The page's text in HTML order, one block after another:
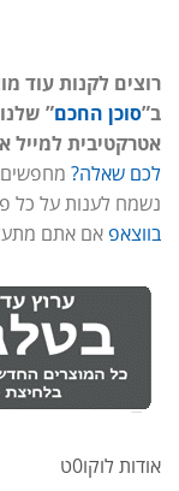
רוצים לקנות עוד
ב”סוכן החכם”
אטרקטיבית למייל
לכם שאלה? מחפשים
נשמח לענות על כל
בווצאפאם אתם
אודות לוקו0ט